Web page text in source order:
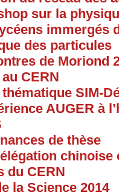
sur la
immergés
des particules
de Moriond
CERN
SIM-
AUGER à
de thèse
du CERN
la Science 2014